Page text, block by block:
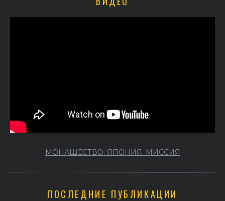
МОНАШЕСТВО. ЯПОНИЯ. МИССИЯ
ПОСЛЕДНИЕ ПУБЛИКАЦИИ